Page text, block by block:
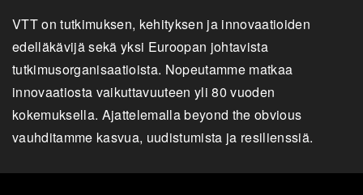
VTT on tutkimuksen, kehityksen ja innovaatioiden
edelläkävijä sekä yksi Euroopan johtavista
tutkimusorganisaatioista. Nopeutamme matkaa
innovaatiosta vaikuttavuuteen yli 80 vuoden
kokemuksella. Ajattelemalla beyond the obvious
vauhditamme kasvua, uudistumista ja resilienssiä.